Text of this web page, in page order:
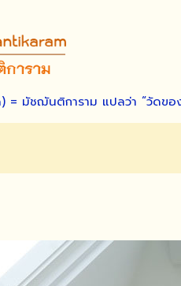
มัชฌันติการาม แปลว่า “วัดของ